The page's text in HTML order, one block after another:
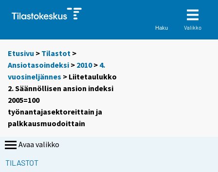
Haku Valikko
Etusivu > Tilastot >
Ansiotasoindeksi > 2010> 4.
vuosineljännes > Liitetaulukko
2. Säännöllisen ansion indeksi
2005=100
työnantajasektoreittain ja
palkkausmuodoittain
Avaa valikko
TILASTOT